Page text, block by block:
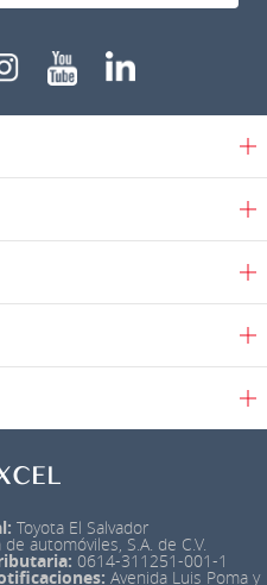
Toyota El Salvador
automóviles, S.A. de C.V.
0614-311251-001-1
Avenida Luis Poma y